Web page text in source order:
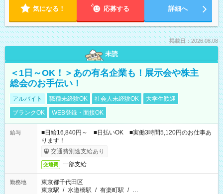
気になる！ 応募する 詳細へ
掲載日：2026.08.08
未読
＜1日～OK！＞あの有名企業も！展示会や株主
総会のお手伝い！
アルバイト 職種未経験OK 社会人未経験OK
大学生歓迎
ブランクOK
WEB登録・面接OK
給与
■日給16,840円～ ■日払いOK ■実働3時間5,120円のお仕事あ
ります！
交通費別途支給あり
交通費 一部支給
勤務地
東京都千代田区
東京駅 / 水道橋駅 / 有楽町駅 / …